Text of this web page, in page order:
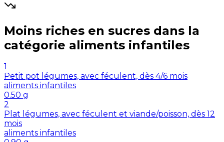
Moins riches en sucres dans la
catégorie aliments infantiles
1
Petit pot légumes, avec féculent, dès 4/6 mois
aliments infantiles
0.50 g
2
Plat légumes, avec féculent et viande/poisson, dès 12
mois
aliments infantiles